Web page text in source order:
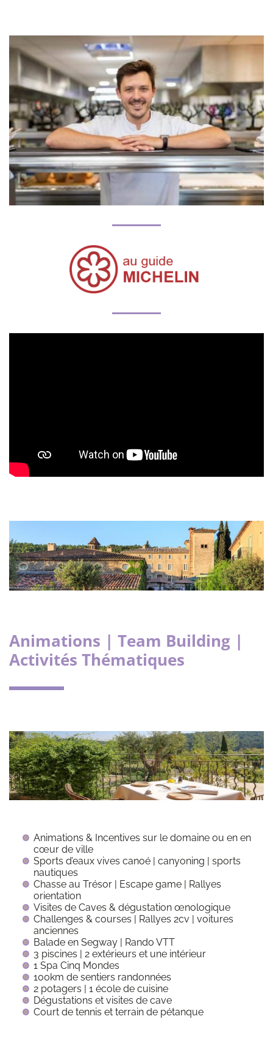
Animations | Team Building |
Activités Thématiques
Animations & Incentives sur le domaine ou en en
cœur de ville
Sports d’eaux vives canoé | canyoning | sports
nautiques
Chasse au Trésor | Escape game | Rallyes
orientation
Visites de Caves & dégustation œnologique
Challenges & courses | Rallyes 2cv | voitures
anciennes
Balade en Segway | Rando VTT
3 piscines | 2 extérieurs et une intérieur
1 Spa Cinq Mondes
100km de sentiers randonnées
2 potagers | 1 école de cuisine
Dégustations et visites de cave
Court de tennis et terrain de pétanque